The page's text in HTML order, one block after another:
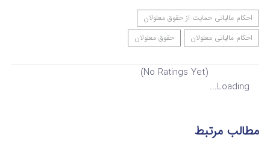
احکام مالیاتی حمایت از حقوق معلولان
احکام مالیاتی معلولان
حقوق معلولان
(No Ratings Yet)
Loading...
مطالب مرتبط